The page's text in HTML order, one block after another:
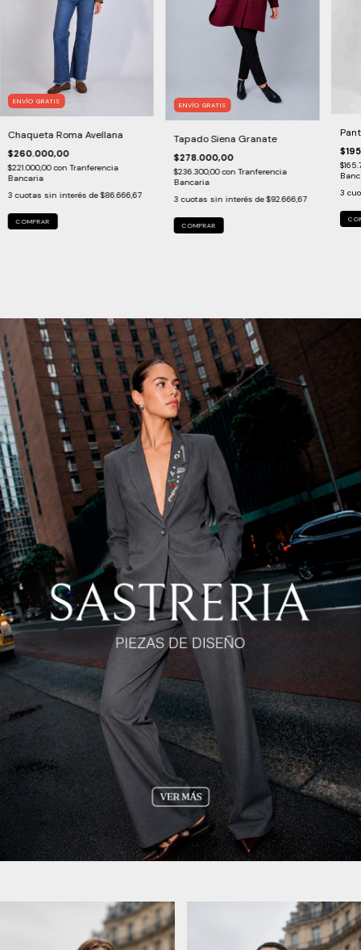
ENVÍO GRATIS
Chaqueta Roma Avellana
$260.000,00
$221.000,00con Tranferencia
Bancaria
3 cuotas sin interés de$86.666,67
COMPRAR
ENVÍO GRATIS
Tapado Siena Granate
$278.000,00
$236.300,00con Tranferencia
Bancaria
3 cuotas sin interés de$92.666,67
COMPRAR
3